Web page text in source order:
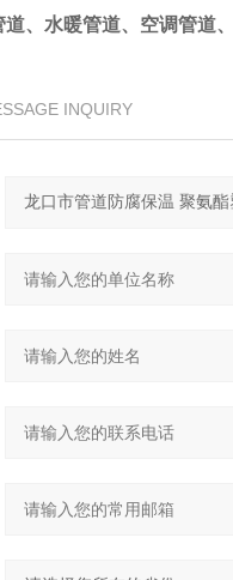
道、水暖管道、空调管道
INQUIRY